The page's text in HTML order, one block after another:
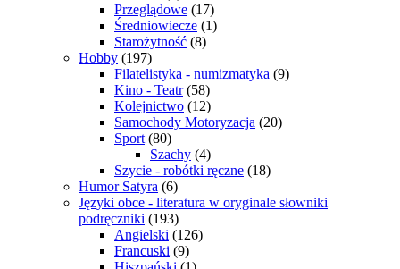
Przeglądowe (17)
Średniowiecze (1)
Starożytność (8)
Hobby (197)
Filatelistyka - numizmatyka (9)
Kino - Teatr (58)
Kolejnictwo (12)
Samochody Motoryzacja (20)
Sport (80)
Szachy (4)
Szycie - robótki ręczne (18)
Humor Satyra (6)
Języki obce - literatura w oryginale słowniki
podręczniki (193)
Angielski (126)
Francuski (9)